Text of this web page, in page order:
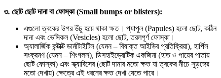
৩. ছোট ছোট দানা বা ফোস্কা (Small bumps or blisters):
এগুলো ত্বকের উপর উঁচু হয়ে থাকা ক্ষত। প্যাপুল (Papules) হলো ছোট, কঠিন
দানা এবং ভেসিকল (Vesicles) হলো ছোট, তরলপূর্ণ ফোস্কা।
অ্যালার্জিক কন্টাক্ট ডার্মাটাইটিস (যেমন – বিষাক্ত আইভির প্রতিক্রিয়া), হার্পিস
সংক্রমণ (যেমন – শিংগলস), ডিসহাইড্রোটিক একজিমা (হাত ও পায়ের পাতায়
ছোট ফোস্কা) এবং স্ক্যাবিসের (ছোট দানার মতো ক্ষত যা ত্বকের নীচে সুড়ঙ্গের
মতো দেখায়) ক্ষেত্রে এই ধরনের ক্ষত দেখা যেতে পারে।